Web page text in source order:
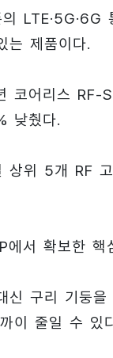
는 제품이다.
코어리스 RF-
낮췄다.
상위 5개 RF
에서 확보한
신 구리 기둥
이 줄일 수 있